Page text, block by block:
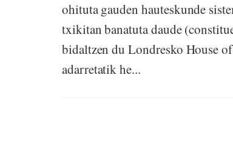
ohituta gauden hauteskunde
txikitan banatuta daude
bidaltzen du Londresko House
adarretatik he...